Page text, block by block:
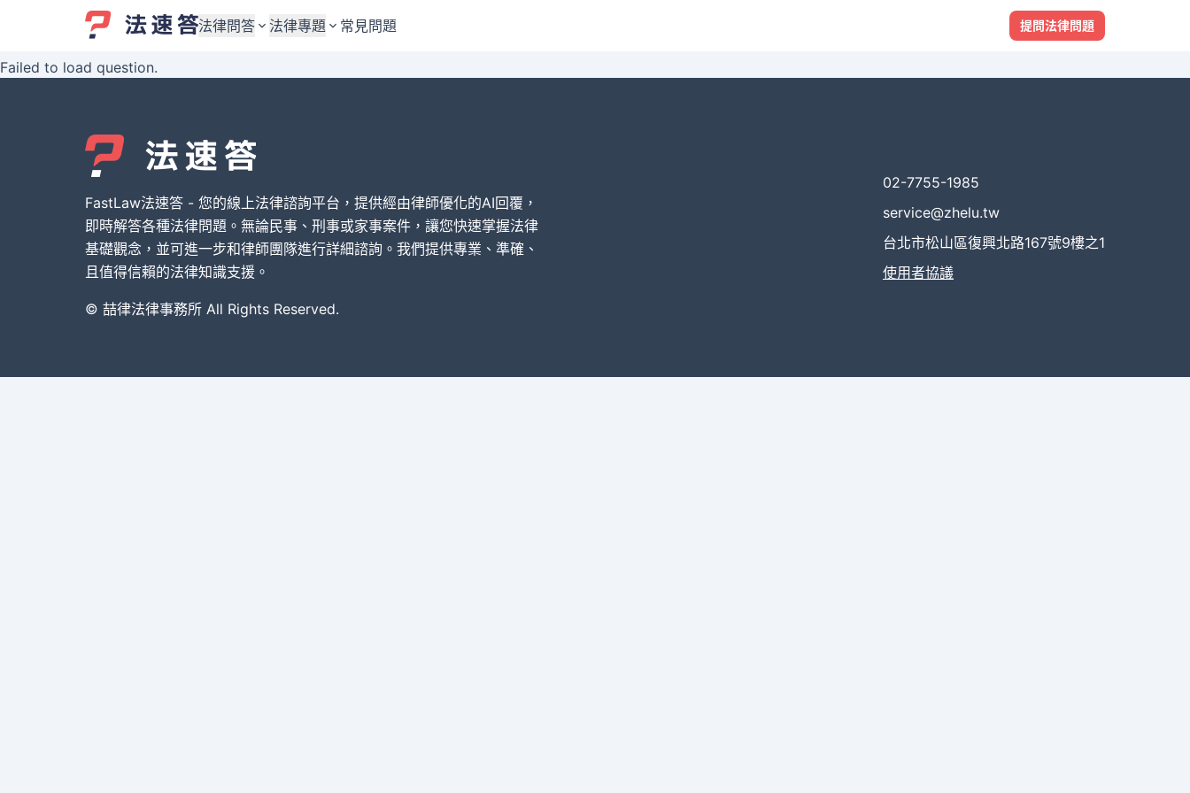
法律問答
婚姻與監護權
債務與債權
刑事犯罪案件
其他案件類型
法律專題
婚姻與監護權
債務與債權
刑事犯罪案件
其他案件類型
常見問題 提問法律問題
Failed to load question.
FastLaw法速答 - 您的線上法律諮詢平台，提供經由律師優化的AI回覆，
即時解答各種法律問題。無論民事、刑事或家事案件，讓您快速掌握法律
基礎觀念，並可進一步和律師團隊進行詳細諮詢。我們提供專業、準確、
且值得信賴的法律知識支援。
© 喆律法律事務所 All Rights Reserved.
02-7755-1985
service@zhelu.tw
台北市松山區復興北路167號9樓之1
使用者協議